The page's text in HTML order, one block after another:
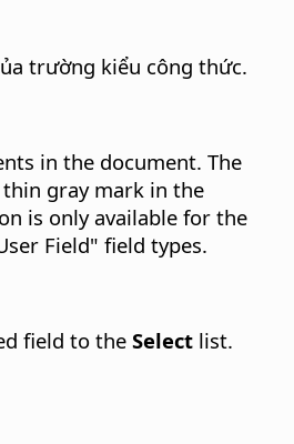
trường kiểu công thức.
in the document. The
gray mark in the
is only available for the
Field" field types.
field to the Select list.